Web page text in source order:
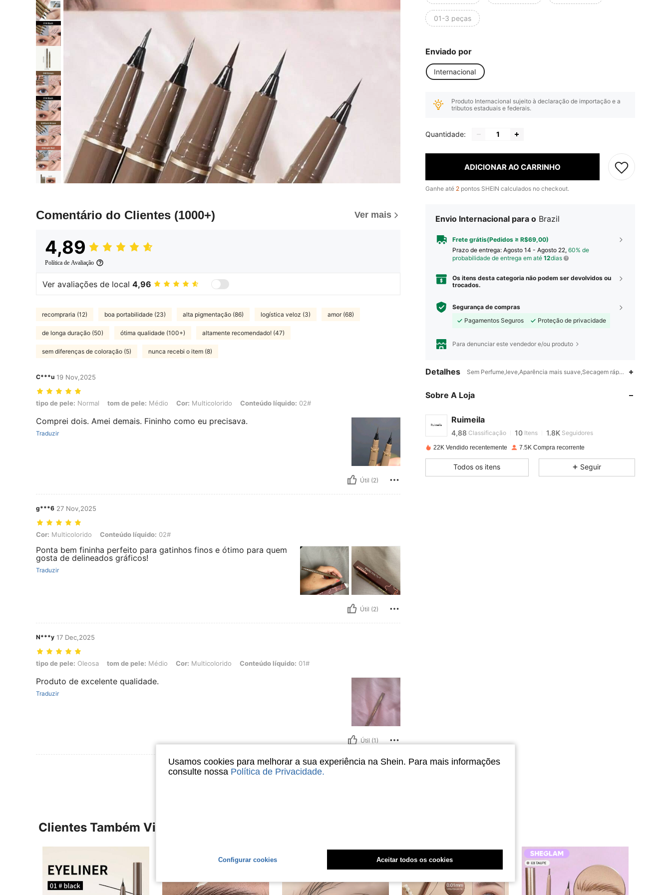
Comentário do Clientes (1000+) Ver mais
4,89
Política de Avaliação
Ver avaliações de local 4,96
recompraria (12) boa portabilidade (23) alta pigmentação (86) logística veloz (3) amor (68)
de longa duração (50) ótima qualidade (100+) altamente recomendado! (47)
sem diferenças de coloração (5) nunca recebi o item (8)
C***u 19 Nov,2025
tipo de pele: Normal, tom de pele: Médio, Cor: Multicolorido, Conteúdo líquido: 02#
tipo de pele: Normal tom de pele: Médio Cor: Multicolorido Conteúdo líquido: 02#
Comprei dois. Amei demais. Fininho como eu precisava.
Traduzir
Útil (2)
g***6 27 Nov,2025
Cor: Multicolorido, Conteúdo líquido: 02#
Cor: Multicolorido Conteúdo líquido: 02#
Ponta bem fininha perfeito para gatinhos finos e ótimo para quem
gosta de delineados gráficos!
Traduzir
Útil (2)
N***y 17 Dec,2025
tipo de pele: Oleosa, tom de pele: Médio, Cor: Multicolorido, Conteúdo líquido: 01#
tipo de pele: Oleosa tom de pele: Médio Cor: Multicolorido Conteúdo líquido: 01#
Produto de excelente qualidade.
Traduzir
Útil (1)
Ver Mais Avaliações
01-3 peças
Enviado por
Internacional
Produto Internacional sujeito à declaração de importação e a
tributos estaduais e federais.
Quantidade:
ADICIONAR AO CARRINHO
Ganhe até 2 pontos SHEIN calculados no checkout.
Envio Internacional para o Brazil
Frete grátis(Pedidos ≥ R$69,00)
Prazo de entrega: Agosto 14 - Agosto 22, 60% de
probabilidade de entrega em até 12dias
Os itens desta categoria não podem ser devolvidos ou
trocados.
Segurança de compras
Pagamentos Seguros
Proteção de privacidade
Para denunciar este vendedor e/ou produto
Detalhes Sem Perfume,leve,Aparência mais suave,Secagem rápida,Líquido
Sobre A Loja
Ruimeila
4,88 10 1.8K
4,88 Classificação 10 Itens 1.8K Seguidores
4,88
22K Vendido recentemente 7.5K Compra recorrente
Todos os itens Seguir
Clientes Também Visitaram
Usamos cookies para melhorar a sua experiência na Shein. Para mais informações
consulte nossa Política de Privacidade.
Configurar cookies Aceitar todos os cookies